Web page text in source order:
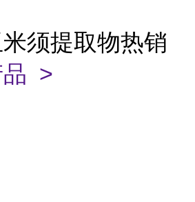
须提取物热销
品 >